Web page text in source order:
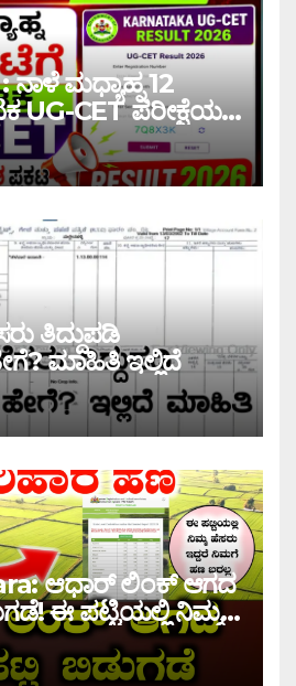
ಮಧ್ಯಾಹ್ನ 12
UG-CET ಪರೀಕ್ಷೆಯ
|UG-CET Result
ತಿದ್ದುಪಡಿ
ಮಾಹಿತಿ ಇಲ್ಲಿದೆ
ಆಧಾರ್ ಲಿಂಕ್ ಆಗದ
ಈ ಪಟ್ಟಿಯಲ್ಲಿ ನಿಮ್ಮ
ಹಣ ಜಮಾ ಆಗಲ್ಲ !